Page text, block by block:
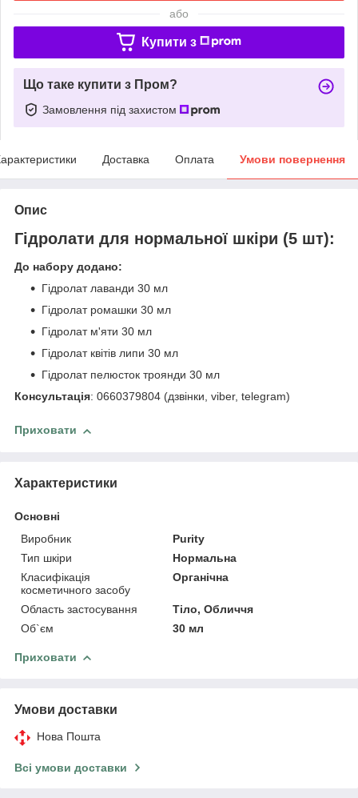
або
Купити з
Що таке купити з Пром?
Замовлення під захистом
Доставка Оплата Умови повернення
Опис
Гідролати для нормальної шкіри (5 шт):
До набору додано:
Гідролат лаванди 30 мл
Гідролат ромашки 30 мл
Гідролат м'яти 30 мл
Гідролат квітів липи 30 мл
Гідролат пелюсток троянди 30 мл
Консультація: 0660379804 (дзвінки, viber, telegram)
Приховати
Характеристики
Основні
Виробник
Purity
Тип шкіри
Нормальна
Класифікація
косметичного засобу
Органічна
Область застосування
Тіло, Обличчя
Об`єм
30 мл
Приховати
Умови доставки
Нова Пошта
Всі умови доставки